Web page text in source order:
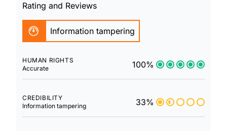
Rating and Reviews
Information tampering
HUMAN RIGHTS
Accurate
100%
CREDIBILITY
Information tampering
33%